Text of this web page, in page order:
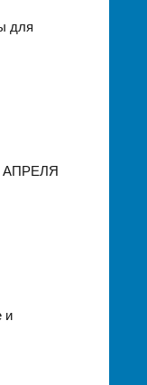
для
АПРЕЛЯ
и